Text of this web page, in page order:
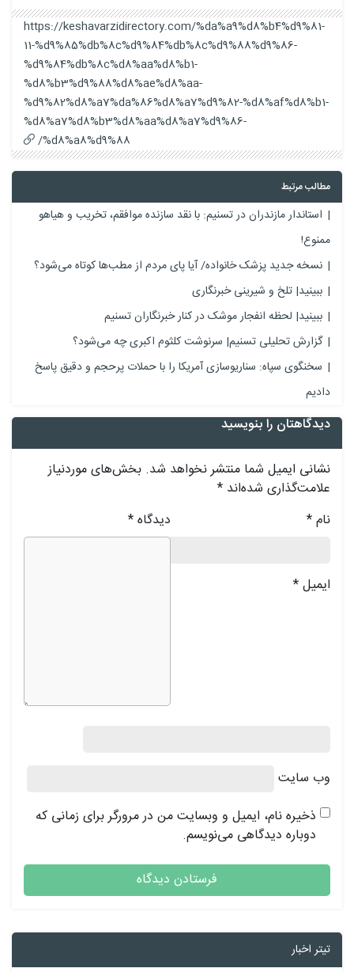
https://keshavarzidirectory.com/%da%a9%d8%b4%d9%81-
11-%d9%85%db%8c%d9%84%db%8c%d9%88%d9%86-
%d9%84%db%8c%d8%aa%d8%b1-
%d8%b3%d9%88%d8%ae%d8%aa-
%d9%82%d8%a7%da%86%d8%a7%d9%82-%d8%af%d8%b1-
%d8%a7%d8%b3%d8%aa%d8%a7%d9%86-
%d8%a8%d9%88/
مطالب مرتبط
استاندار مازندران در تسنیم: با نقد سازنده موافقم، تخریب و هیاهو
ممنوع!
نسخه جدید پزشک خانواده/ آیا پای مردم از مطب‌ها‌ کوتاه می‌شود؟
ببینید| تلخ و شیرینی خبرنگاری
ببینید| لحظه انفجار موشک‌ در کنار خبرنگاران تسنیم
گزارش تحلیلی تسنیم| سرنوشت کلثوم اکبری چه می‌شود؟
سخنگوی سپاه: سناریوسازی آمریکا را با حملات پرحجم‌‌ و دقیق‌ پاسخ
دادیم
دیدگاهتان را بنویسید
نشانی ایمیل شما منتشر نخواهد شد. بخش‌های موردنیاز
علامت‌گذاری شده‌اند *
دیدگاه* نام*
ایمیل*
وب‌ سایت
ذخیره نام، ایمیل و وبسایت من در مرورگر برای زمانی که
دوباره دیدگاهی می‌نویسم.
تیتر اخبار